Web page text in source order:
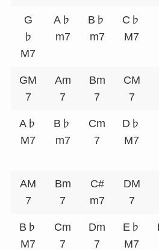
G
♭
M7
A♭
m7
B♭
m7
C♭
M7
GM
7
Am
7
Bm
7
CM
7
A♭
M7
B♭
m7
Cm
7
D♭
M7
AM
7
Bm
7
C#
m7
DM
7
B♭
M7
Cm
7
Dm
7
E♭
M7